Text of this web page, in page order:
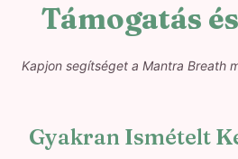
Támogatás
Kapjon segítséget a Mantra Breath
Gyakran Ismételt